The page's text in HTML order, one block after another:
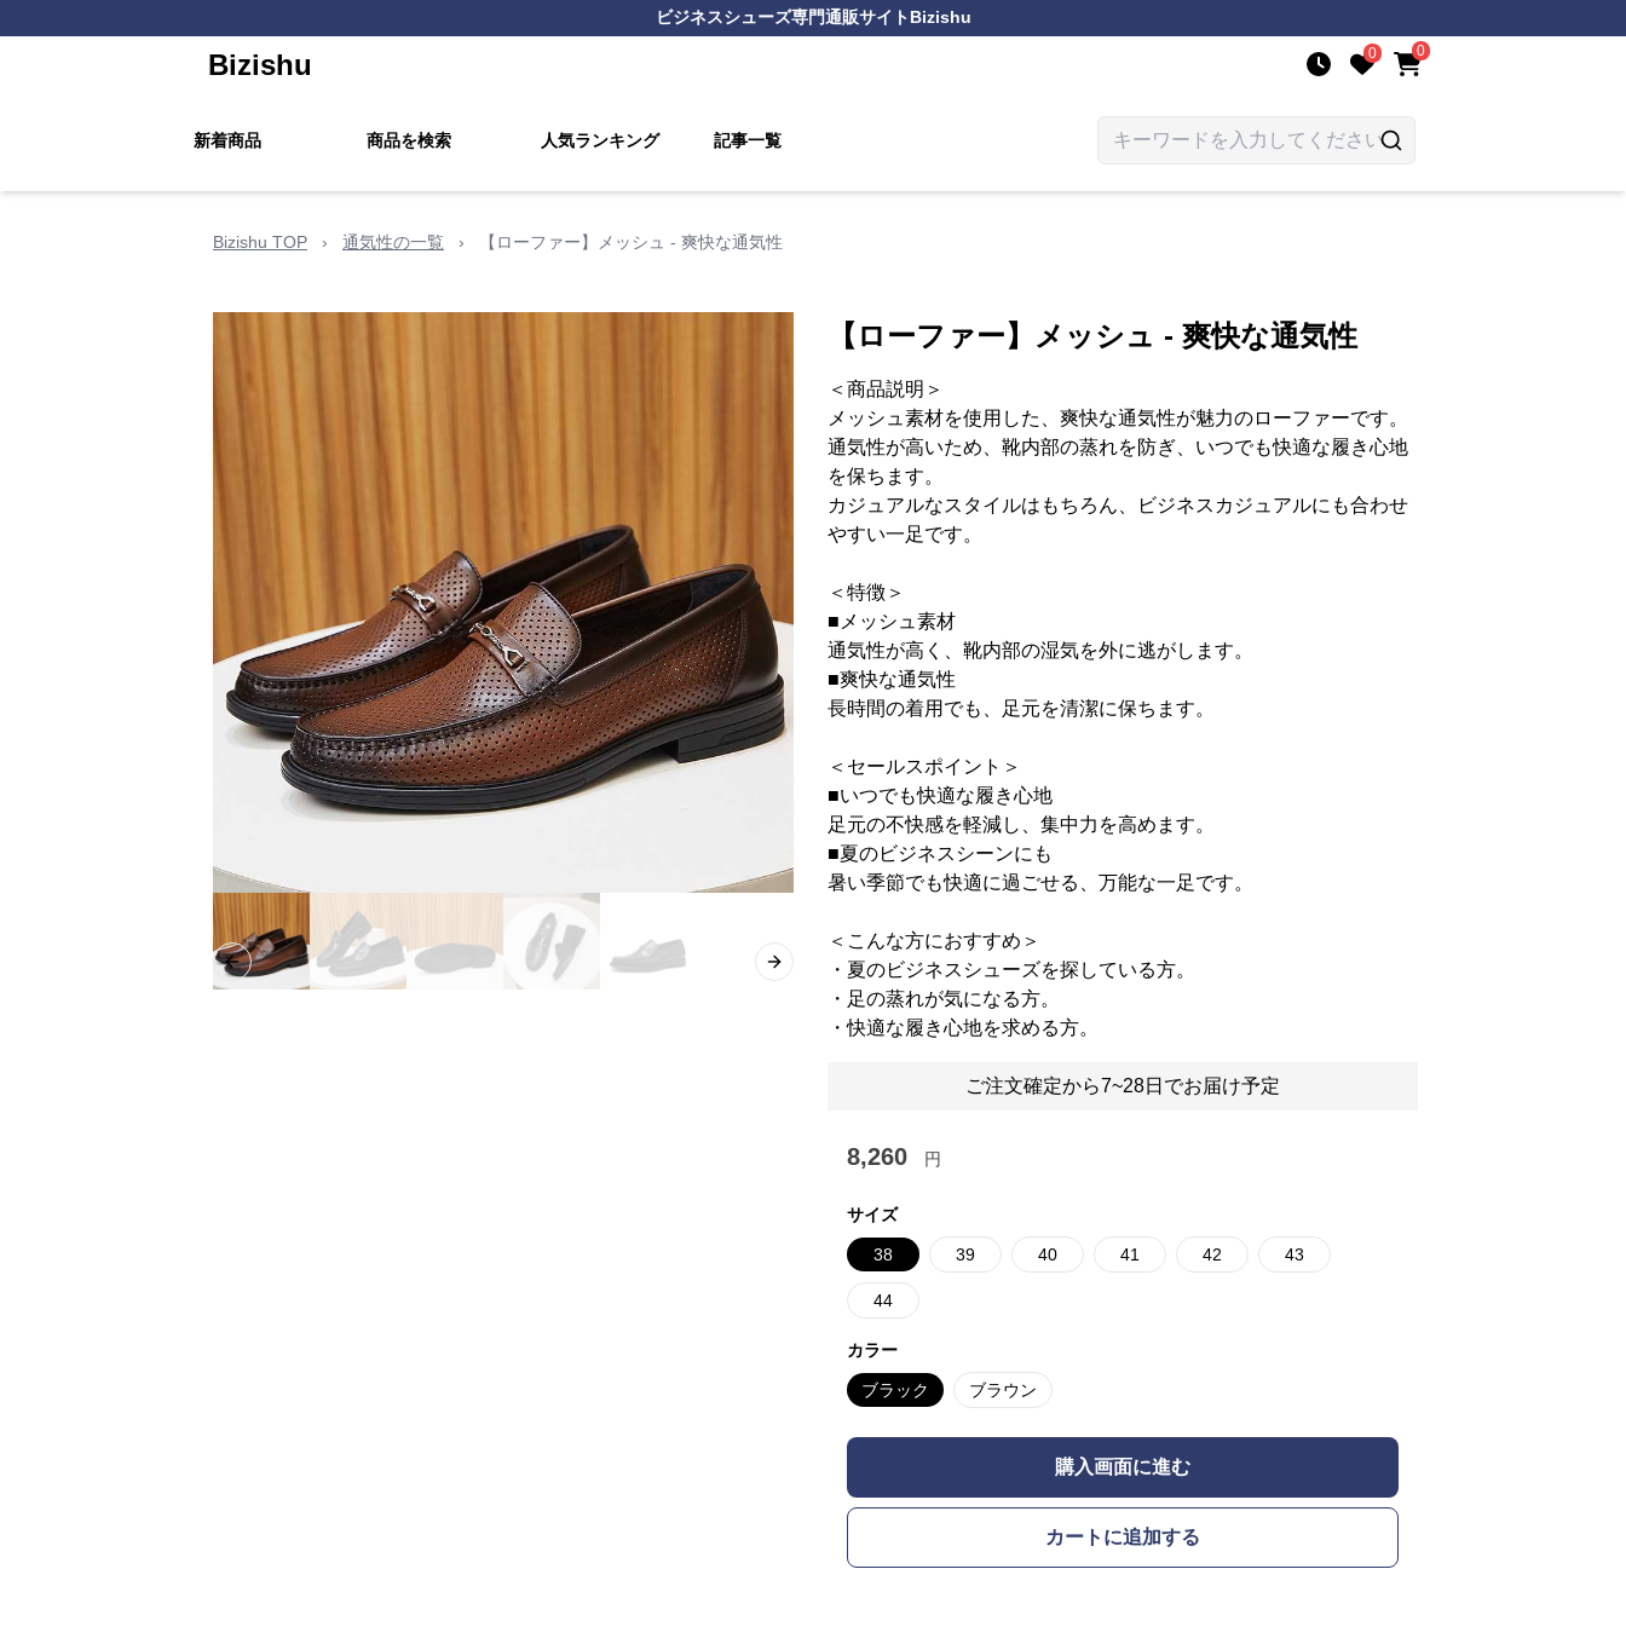
ビジネスシューズ専門通販サイトBizishu
Bizishu 0 0
新着商品 商品を検索 人気ランキング 記事一覧
Bizishu TOP › 通気性の一覧 › 【ローファー】メッシュ - 爽快な通気性
Previous slide Next slide
【ローファー】メッシュ - 爽快な通気性
＜商品説明＞
メッシュ素材を使用した、爽快な通気性が魅力のローファーです。
通気性が高いため、靴内部の蒸れを防ぎ、いつでも快適な履き心地
を保ちます。
カジュアルなスタイルはもちろん、ビジネスカジュアルにも合わせ
やすい一足です。
＜特徴＞
■メッシュ素材
通気性が高く、靴内部の湿気を外に逃がします。
■爽快な通気性
長時間の着用でも、足元を清潔に保ちます。
＜セールスポイント＞
■いつでも快適な履き心地
足元の不快感を軽減し、集中力を高めます。
■夏のビジネスシーンにも
暑い季節でも快適に過ごせる、万能な一足です。
＜こんな方におすすめ＞
・夏のビジネスシューズを探している方。
・足の蒸れが気になる方。
・快適な履き心地を求める方。
ご注文確定から7~28日でお届け予定
8,260 円
サイズ
38 39 40 41 42 43
44
カラー
ブラック ブラウン
購入画面に進む
カートに追加する